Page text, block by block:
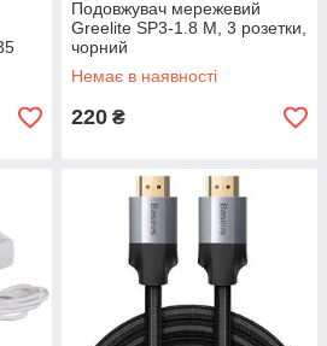
Подовжувач мережевий
Greelite SP3-1.8 M, 3 розетки,
чорний
Немає в наявності
220 ₴